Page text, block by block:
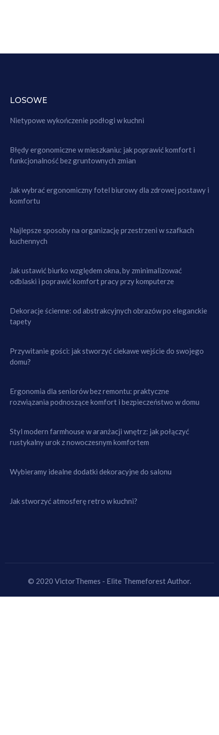
LOSOWE
Nietypowe wykończenie podłogi w kuchni
Błędy ergonomiczne w mieszkaniu: jak poprawić komfort i
funkcjonalność bez gruntownych zmian
Jak wybrać ergonomiczny fotel biurowy dla zdrowej postawy i
komfortu
Najlepsze sposoby na organizację przestrzeni w szafkach
kuchennych
Jak ustawić biurko względem okna, by zminimalizować
odblaski i poprawić komfort pracy przy komputerze
Dekoracje ścienne: od abstrakcyjnych obrazów po eleganckie
tapety
Przywitanie gości: jak stworzyć ciekawe wejście do swojego
domu?
Ergonomia dla seniorów bez remontu: praktyczne
rozwiązania podnoszące komfort i bezpieczeństwo w domu
Styl modern farmhouse w aranżacji wnętrz: jak połączyć
rustykalny urok z nowoczesnym komfortem
Wybieramy idealne dodatki dekoracyjne do salonu
Jak stworzyć atmosferę retro w kuchni?
© 2020 VictorThemes - Elite Themeforest Author.